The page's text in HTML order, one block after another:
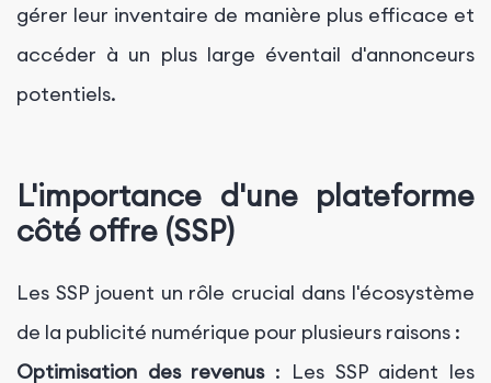
gérer leur inventaire de manière plus efficace et
accéder à un plus large éventail d'annonceurs
potentiels.
L'importance d'une plateforme
côté offre (SSP)
Les SSP jouent un rôle crucial dans l'écosystème
de la publicité numérique pour plusieurs raisons :
Optimisation des revenus: Les SSP aident les